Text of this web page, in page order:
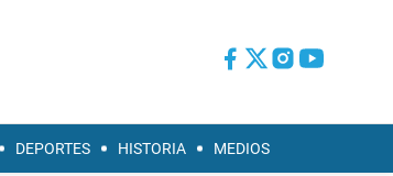
DEPORTES HISTORIA MEDIOS